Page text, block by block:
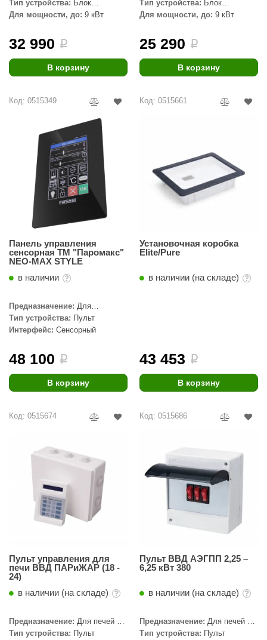
SAUNA
печи
тепла
камень
камень
Тип устройства: Блок
мощности
Для мощности, до: 9 кВт
32 990 i
В корзину
Тип устройства: Блок
мощности
Для мощности, до: 9 кВт
25 290 i
В корзину
Код: 0515349
Панель управления
сенсорная ТМ "Паромакс"
NEO-MAX STYLE
в наличии
Предназначение: Для
парогенератора
Тип устройства: Пульт
Интерфейс: Сенсорный
48 100 i
В корзину
Код: 0515661
Установочная коробка
Elite/Pure
в наличии (на складе)
43 453 i
В корзину
Код: 0515674
Пульт управления для
печи ВВД ПАРиЖАР (18 -
24)
в наличии (на складе)
Предназначение: Для печей с
парогенератором, ПАРиЖАР
Тип устройства: Пульт
Код: 0515686
Пульт ВВД АЭГПП 2,25 –
6,25 кВт 380
в наличии (на складе)
Предназначение: Для печей с
парогенератором, АЭГПП
Тип устройства: Пульт